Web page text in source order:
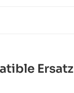
Ersatz